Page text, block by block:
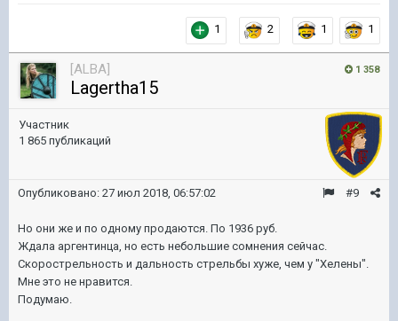
1 2 1 1
1 358
[ALBA]
Lagertha15
Участник
1 865 публикаций
#9
Опубликовано: 27 июл 2018, 06:57:02
Но они же и по одному продаются. По 1936 руб.
Ждала аргентинца, но есть небольшие сомнения сейчас.
Скорострельность и дальность стрельбы хуже, чем у "Хелены".
Мне это не нравится.
Подумаю.